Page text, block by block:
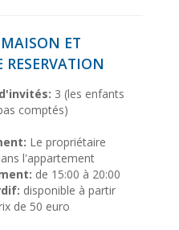
ET
3 (les enfants
comptés)
Le propriétaire
l'appartement
de 15:00 à 20:00
disponible à partir
de 50 euro